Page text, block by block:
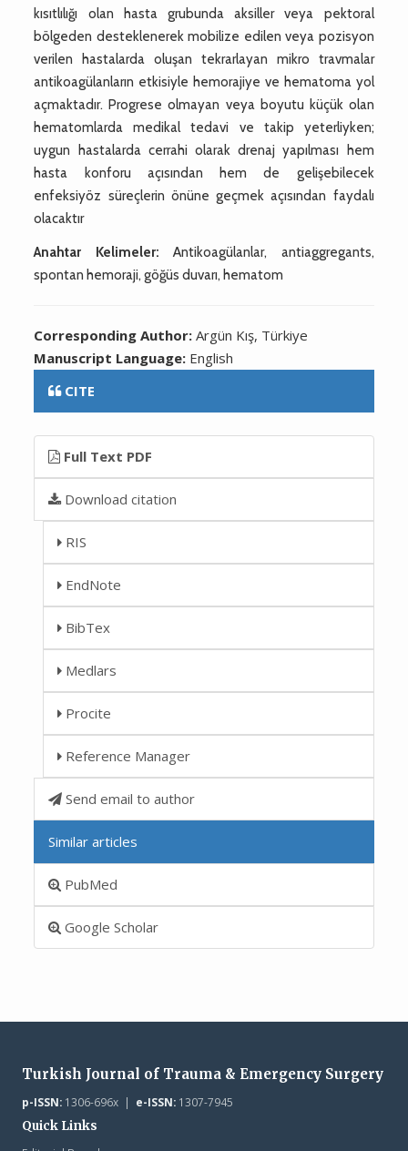
kısıtlılığı olan hasta grubunda aksiller veya pektoral
bölgeden desteklenerek mobilize edilen veya pozisyon
verilen hastalarda oluşan tekrarlayan mikro travmalar
antikoagülanların etkisiyle hemorajiye ve hematoma yol
açmaktadır. Progrese olmayan veya boyutu küçük olan
hematomlarda medikal tedavi ve takip yeterliyken;
uygun hastalarda cerrahi olarak drenaj yapılması hem
hasta konforu açısından hem de gelişebilecek
enfeksiyöz süreçlerin önüne geçmek açısından faydalı
olacaktır
Anahtar Kelimeler: Antikoagülanlar, antiaggregants,
spontan hemoraji, göğüs duvarı, hematom
Corresponding Author:Argün Kış, Türkiye
Manuscript Language: English
CITE
Full Text PDF
Download citation
RIS
EndNote
BibTex
Medlars
Procite
Reference Manager
Send email to author
Similar articles
PubMed
Google Scholar
Turkish Journal of Trauma & Emergency Surgery
p-ISSN:1306-696x | e-ISSN:1307-7945
Quick Links